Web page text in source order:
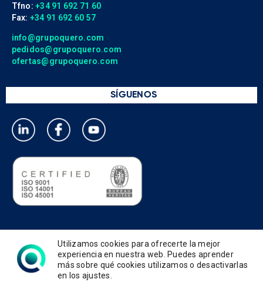
Tfno: +34 91 692 71 60
Fax: +34 91 692 60 57
info@grupoquero.com
pedidos@grupoquero.com
ofertas@grupoquero.com
SÍGUENOS
Política de privacidad
Política de cookies
Política de gestión integrada
Términos de uso y condiciones
Utilizamos cookies para ofrecerte la mejor
experiencia en nuestra web. Puedes aprender
más sobre qué cookies utilizamos o desactivarlas
en los ajustes.